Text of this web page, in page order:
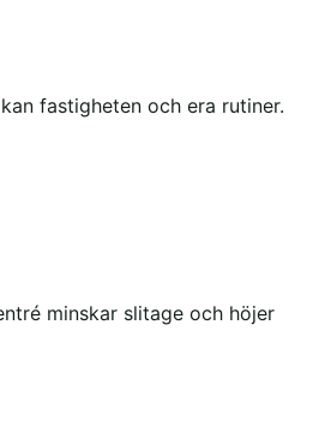
fastigheten och era rutiner.
minskar slitage och höjer